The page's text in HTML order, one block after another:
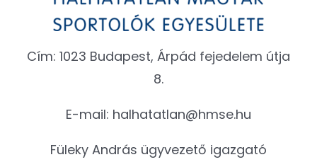
Cím: 1023 Budapest, Árpád fejedelem útja
8.
E-mail: halhatatlan@hmse.hu
Füleky András ügyvezető igazgató